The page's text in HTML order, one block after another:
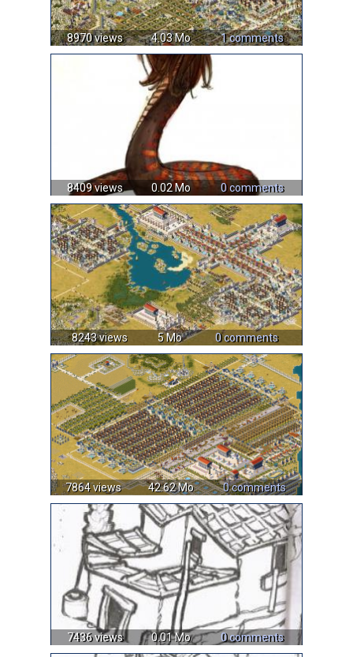
8970 views 4.03 Mo 1 comments
8409 views 0.02 Mo 0 comments
8243 views 5 Mo 0 comments
7864 views 42.62 Mo 0 comments
7436 views 0.01 Mo 0 comments